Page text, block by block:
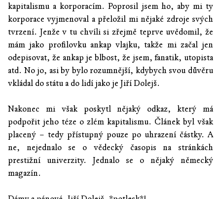
kapitalismu a korporacím. Poprosil jsem ho, aby mi ty
korporace vyjmenoval a přeložil mi nějaké zdroje svých
tvrzení. Jenže v tu chvíli si zřejmě teprve uvědomil, že
mám jako profilovku ankap vlajku, takže mi začal jen
odepisovat, že ankap je blbost, že jsem, fanatik, utopista
atd. No jo, asi by bylo rozumnější, kdybych svou důvěru
vkládal do státu a do lidí jako je Jiří Dolejš.
Nakonec mi však poskytl nějaký odkaz, který má
podpořit jeho téze o zlém kapitalismu. Článek byl však
placený – tedy přístupný pouze po uhrazení částky. A
ne, nejednalo se o vědecký časopis na stránkách
prestižní univerzity. Jednalo se o nějaký německý
magazín.